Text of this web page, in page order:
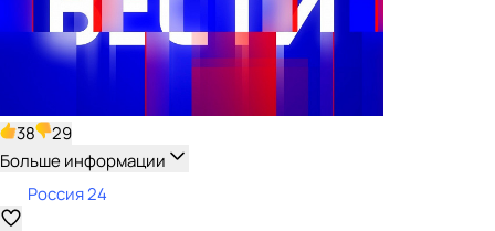
38
29
Больше информации
Россия 24